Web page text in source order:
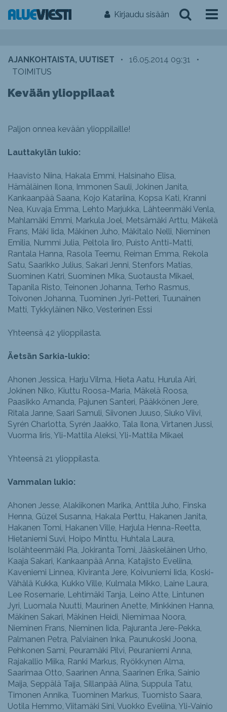
Kirjaudu sisään
AJANKOHTAISTA, UUTISET • 16.05.2014 09:31
•
TOIMITUS
Kevään ylioppilaat
Paljon onnea kevään ylioppilaille!
Lauttakylän lukio:
Haavisto Niina, Hakala Emmi, Halsinaho Elisa,
Hämäläinen Ilona, Immonen Sauli, Jokinen Janita,
Kankaanpää Saana, Kojo Katariina, Kopsa Kati, Kranni
Nea, Kuvaja Emma, Lehto Marjukka, Lähteenmäki Venla,
Mahlamäki Emmi, Markula Joel, Metsämäki Arttu, Mäkelä
Frans, Mäki Iida, Mäkinen Juho, Mäkitalo Nelli, Nieminen
Emilia, Nummi Julia, Peltola Iiro, Puisto Antti-Matti,
Rantala Hanna, Rasola Teemu, Reiman Emma, Rekola
Satu, Saarikko Julius, Sakari Jenni, Stenfors Matias,
Suominen Katri, Suominen Mika, Suotausta Mikael,
Tapanila Risto, Teinonen Johanna, Terho Rasmus,
Toivonen Johanna, Tuominen Jyri-Petteri, Tuunainen
Matti, Tykkyläinen Niko, Vesterinen Essi
Yhteensä 42 ylioppilasta.
Äetsän Sarkia-lukio:
Ahonen Jessica, Harju Vilma, Hieta Aatu, Hurula Airi,
Jokinen Niko, Kiuttu Roosa-Maria, Mäkelä Roosa,
Paasikko Amanda, Pajunen Santeri, Pääkkönen Jere,
Ritala Janne, Saari Samuli, Siivonen Juuso, Siuko Viivi,
Syrén Charlotta, Syrén Jaakko, Tala Ilona, Virtanen Jussi,
Vuorma Iiris, Yli-Mattila Aleksi, Yli-Mattila Mikael
Yhteensä 21 ylioppilasta.
Vammalan lukio:
Ahonen Jesse, Alakiikonen Marika, Anttila Juho, Finska
Henna, Güzel Susanna, Hakala Perttu, Hakanen Janita,
Hakanen Tomi, Hakanen Ville, Harjula Henna-Reetta,
Hietaniemi Suvi, Hoipo Minttu, Huhtala Laura,
Isolähteenmäki Pia, Jokiranta Tomi, Jääskeläinen Urho,
Kaaja Sakari, Kankaanpää Anna, Katajisto Eveliina,
Kaveniemi Linnea, Kiviranta Jere, Koivuniemi Iida, Koski-
Vähälä Kukka, Kukko Ville, Kulmala Mikko, Laine Laura,
Lee Rosemarie, Lehtimäki Tanja, Leino Atte, Lintunen
Jyri, Luomala Nuutti, Maurinen Anette, Minkkinen Hanna,
Mäkinen Sakari, Mäkinen Heidi, Niemimaa Noora,
Nieminen Frans, Nieminen Iida, Pajuranta Jere-Pekka,
Palmanen Petra, Palviainen Inka, Paunukoski Joona,
Pehkonen Sami, Peuramäki Pilvi, Peuraniemi Anna,
Rajakallio Miika, Ranki Markus, Ryökkynen Alma,
Saarimaa Otto, Saarinen Anna, Saarinen Erika, Sainio
Maija, Seppälä Taija, Sillanpää Alina, Suppula Tatu,
Timonen Annika, Tuominen Markus, Tuomisto Saara,
Uotila Hemmo, Viitamäki Sini, Vuokko Eveliina, Yli-Vainio